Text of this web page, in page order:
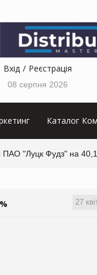
Вхід Реєстрація
08 серпня 2026
Каталог
ПАО "Луцк Фудз" на
27